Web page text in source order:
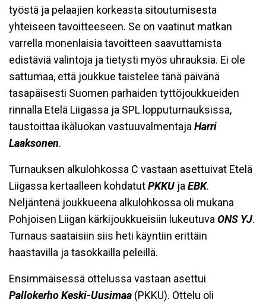
työstä ja pelaajien korkeasta sitoutumisesta
yhteiseen tavoitteeseen. Se on vaatinut matkan
varrella monenlaisia tavoitteen saavuttamista
edistäviä valintoja ja tietysti myös uhrauksia. Ei ole
sattumaa, että joukkue taistelee tänä päivänä
tasapäisesti Suomen parhaiden tyttöjoukkueiden
rinnalla Etelä Liigassa ja SPL lopputurnauksissa,
taustoittaa ikäluokan vastuuvalmentaja Harri
Laaksonen.
Turnauksen alkulohkossa C vastaan asettuivat Etelä
Liigassa kertaalleen kohdatutPKKU ja EBK.
Neljäntenä joukkueena alkulohkossa oli mukana
Pohjoisen Liigan kärkijoukkueisiin lukeutuva ONS YJ.
Turnaus saataisiin siis heti käyntiin erittäin
haastavilla ja tasokkailla peleillä.
Ensimmäisessä ottelussa vastaan asettui
Pallokerho Keski-Uusimaa (PKKU). Ottelu oli